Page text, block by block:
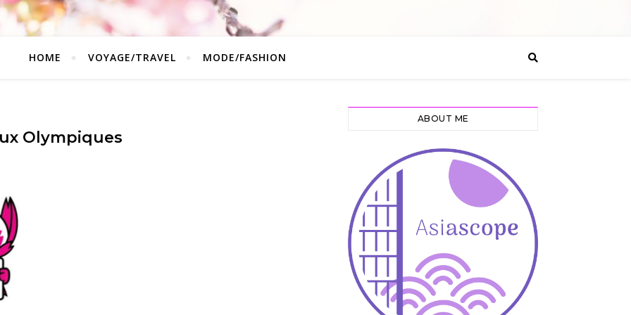
HOME VOYAGE/TRAVEL MODE/FASHION
Olympiques
ABOUT ME